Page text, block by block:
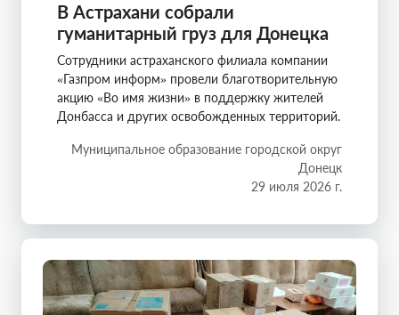
В Астрахани собрали
гуманитарный груз для Донецка
Сотрудники астраханского филиала компании
«Газпром информ» провели благотворительную
акцию «Во имя жизни» в поддержку жителей
Донбасса и других освобожденных территорий.
Муниципальное образование городской округ
Донецк
29 июля 2026 г.